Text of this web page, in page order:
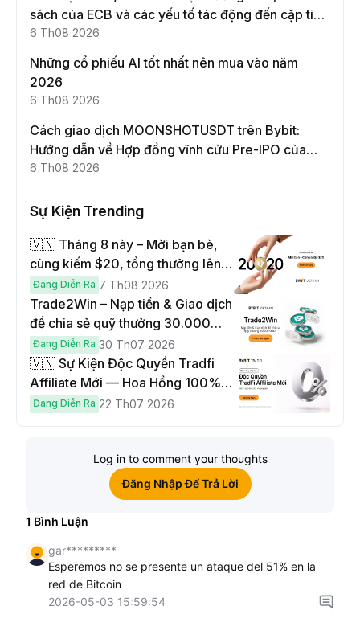
sách của ECB và các yếu tố tác động đến cặp tiền
này
6 Th08 2026
Những cổ phiếu AI tốt nhất nên mua vào năm
2026
6 Th08 2026
Cách giao dịch MOONSHOTUSDT trên Bybit:
Hướng dẫn về Hợp đồng vĩnh cửu Pre-IPO của
Moonshot AI
6 Th08 2026
Sự Kiện Trending
🇻🇳 Tháng 8 này – Mời bạn bè,
cùng kiếm $20, tổng thưởng lên
đến $1,000
Đang Diễn Ra 7 Th08 2026
Trade2Win – Nạp tiền & Giao dịch
để chia sẻ quỹ thưởng 30.000
USDT
Đang Diễn Ra 30 Th07 2026
🇻🇳 Sự Kiện Độc Quyền Tradfi
Affiliate Mới — Hoa Hồng 100% &
Hoàn Phí Qua Đêm
Đang Diễn Ra 22 Th07 2026
Log in to comment your thoughts
Đăng Nhập Để Trả Lời
1 Bình Luận
gar*********
Esperemos no se presente un ataque del 51% en la
red de Bitcoin
2026-05-03 15:59:54